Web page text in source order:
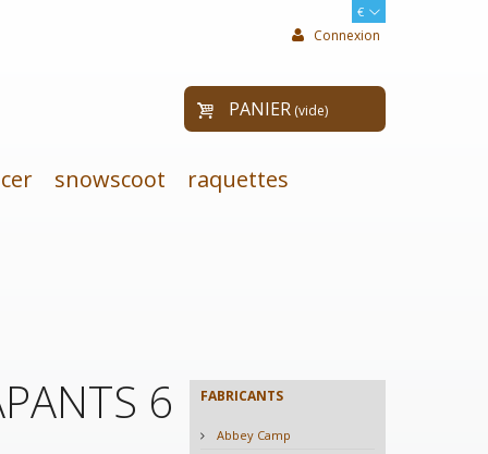
€
Connexion
PANIER (vide)
snowscoot raquettes
6 FABRICANTS
Abbey Camp